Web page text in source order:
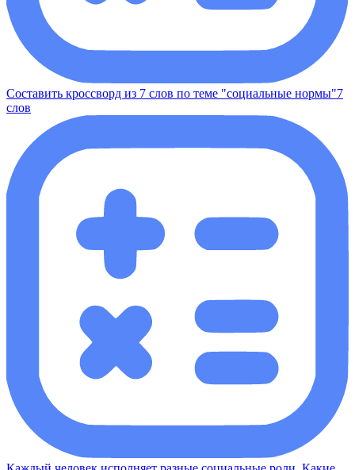
Составить кроссворд из 7 слов по теме "социальные нормы"7
слов